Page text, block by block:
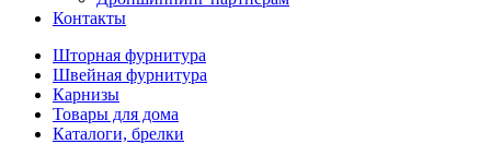
Контакты
Шторная фурнитура
Швейная фурнитура
Карнизы
Товары для дома
Каталоги, брелки